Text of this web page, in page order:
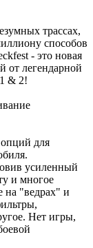
трассах,
способов
- это новая
от легендарной
& 2!
для
усиленный
и многое
на "ведрах" и
Нет игры,